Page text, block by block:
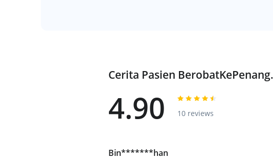
Cerita Pasien
4.90 10 reviews
Bin*******han